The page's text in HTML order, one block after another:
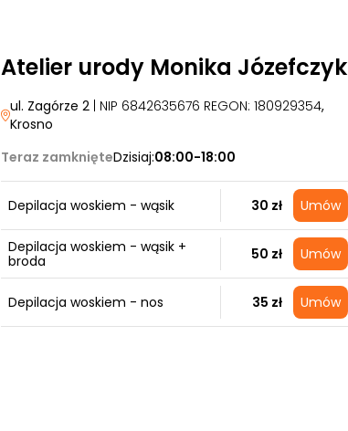
Atelier urody Monika Józefczyk
ul. Zagórze 2| NIP 6842635676 REGON: 180929354,
Krosno
Teraz zamknięteDzisiaj:08:00-18:00
Depilacja woskiem - wąsik 30 zł Umów
Depilacja woskiem - wąsik +
broda
50 zł Umów
Depilacja woskiem - nos 35 zł Umów